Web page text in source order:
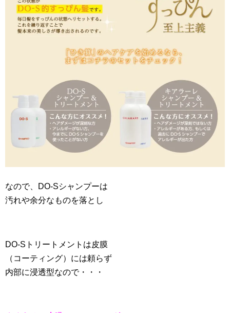
なので、DO-Sシャンプーは
汚れや余分なものを落とし
DO-Sトリートメントは皮膜
（コーティング）には頼らず
内部に浸透型なので・・・